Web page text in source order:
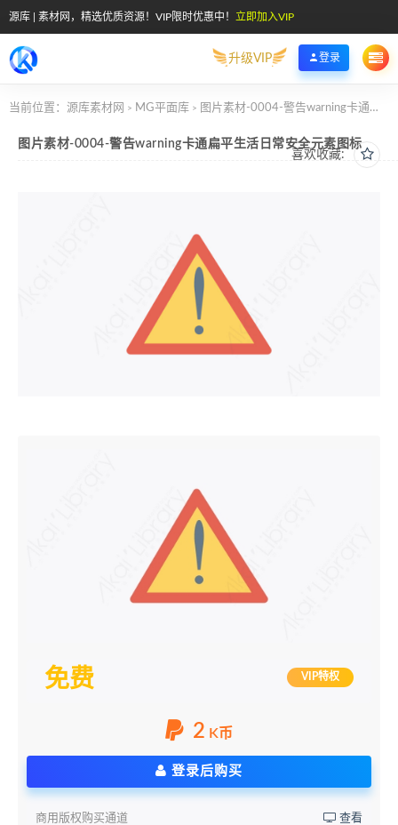
源库 | 素材网，精选优质资源！VIP限时优惠中！ 立即加入VIP
升级VIP 登录
当前位置： 源库素材网 > MG平面库 > 图片素材-0004-警告warning卡通扁平生活日常安全元素图标
喜欢收藏:
图片素材-0004-警告warning卡通扁平生活日常安全元素图标
免费 VIP特权
2 K币
登录后购买
商用版权购买通道 查看